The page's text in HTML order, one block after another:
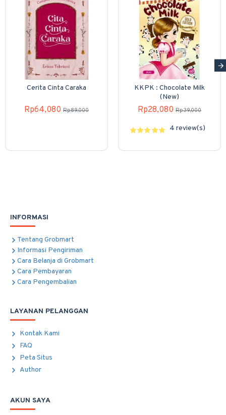
Cerita Cinta Caraka
Rp64,080 Rp89,000
KKPK : Chocolate Milk
(New)
Rp28,080 Rp39,000
4 review(s)
INFORMASI
Tentang Grobmart
Informasi Pengiriman
Cara Belanja di Grobmart
Cara Pembayaran
Cara Pengembalian
LAYANAN PELANGGAN
Kontak Kami
FAQ
Peta Situs
Author
AKUN SAYA